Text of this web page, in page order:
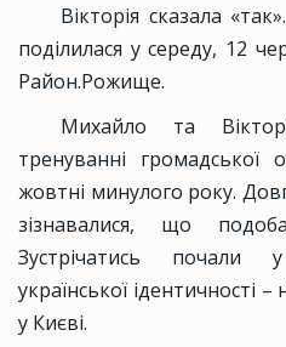
Вікторія сказала
поділилася у середу, 12
Район.Рожище.
Михайло та
тренуванні громадської
жовтні минулого року.
зізнавалися, що
Зустрічатись почали
української ідентичності
у Києві.